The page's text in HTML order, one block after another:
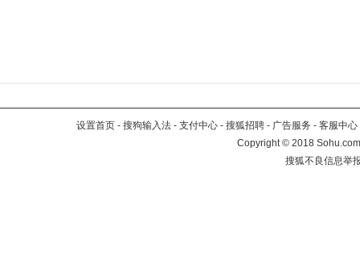
设置首页 - 搜狗输入法 - 支付中心 - 搜狐招聘 - 广告服务 - 客服中心
Copyright©2018
搜狐不良信息举